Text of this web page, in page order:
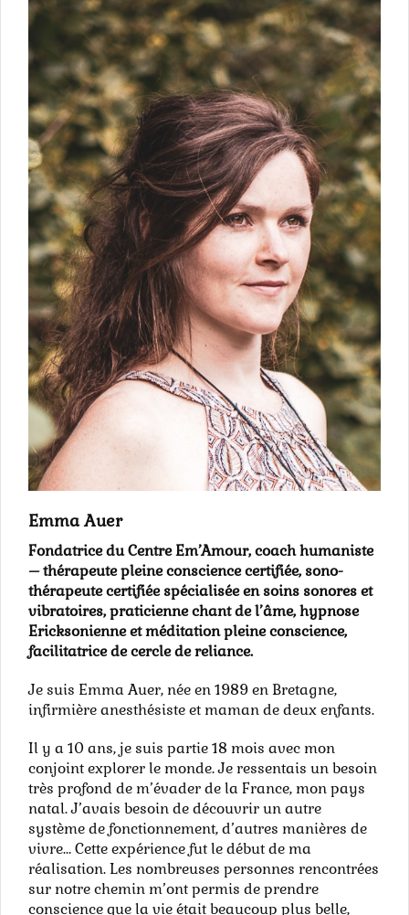
Emma Auer
Fondatrice du Centre Em’Amour, coach humaniste
– thérapeute pleine conscience certifiée, sono-
thérapeute certifiée spécialisée en soins sonores et
vibratoires, praticienne chant de l’âme, hypnose
Ericksonienne et méditation pleine conscience,
facilitatrice de cercle de reliance.
Je suis Emma Auer, née en 1989 en Bretagne,
infirmière anesthésiste et maman de deux enfants.
Il y a 10 ans, je suis partie 18 mois avec mon
conjoint explorer le monde. Je ressentais un besoin
très profond de m’évader de la France, mon pays
natal. J’avais besoin de découvrir un autre
système de fonctionnement, d’autres manières de
vivre… Cette expérience fut le début de ma
réalisation. Les nombreuses personnes rencontrées
sur notre chemin m’ont permis de prendre
conscience que la vie était beaucoup plus belle,